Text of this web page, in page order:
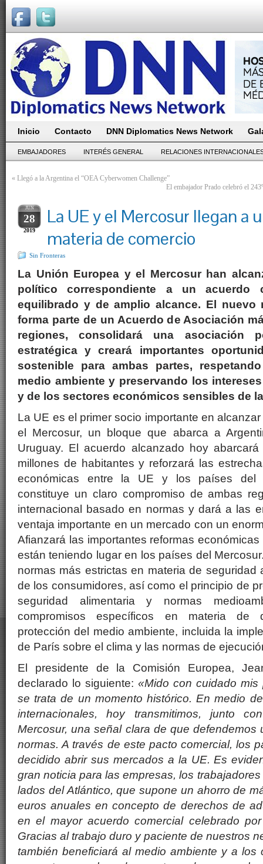
Inicio Contacto DNN Diplomatics News Network
EMBAJADORES INTERÉS GENERAL RELACIONES
« Llegó a la Argentina el “OEA Cyberwomen Challenge”
El embajador Prado celebró el
JUN
28
2019
La UE y el Mercosur llegan a
materia de comercio
Sin Fronteras
La Unión Europea y el Mercosur han
político correspondiente a un acuerdo
equilibrado y de amplio alcance. El nuevo
forma parte de un Acuerdo de Asociación
regiones, consolidará una asociación
estratégica y creará importantes
sostenible para ambas partes,
medio ambiente y preservando los
y de los sectores económicos sensibles de
La UE es el primer socio importante en
el Mercosur, un bloque que abarca a
Uruguay. El acuerdo alcanzado hoy
millones de habitantes y reforzará las
económicas entre la UE y los países del
constituye un claro compromiso de ambas
internacional basado en normas y dará a las
ventaja importante en un mercado con un
Afianzará las importantes reformas
están teniendo lugar en los países del
normas más estrictas en materia de seguridad
de los consumidores, así como el principio de
seguridad alimentaria y normas
compromisos específicos en materia de
protección del medio ambiente, incluida la
de París sobre el clima y las normas de
El presidente de la Comisión Europea,
declarado lo siguiente: «Mido con cuidado
se trata de un momento histórico. En medio
internacionales, hoy transmitimos, junto
Mercosur, una señal clara de que defendemos
normas. A través de este pacto comercial, los
decidido abrir sus mercados a la UE. Es
gran noticia para las empresas, los
lados del Atlántico, que supone un ahorro de
euros anuales en concepto de derechos de
en el mayor acuerdo comercial celebrado
Gracias al trabajo duro y paciente de nuestros
también beneficiará al medio ambiente y a los